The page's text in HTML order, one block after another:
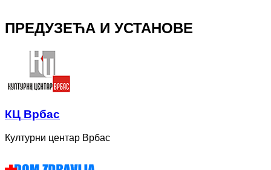
ПРЕДУЗЕЋА И УСТАНОВЕ
КЦ Врбас
Културни центар Врбас